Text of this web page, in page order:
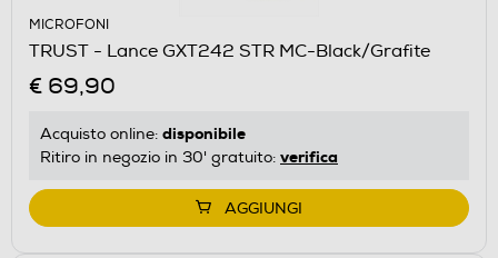
MICROFONI
TRUST - Lance GXT242 STR MC-Black/Grafite
€ 69,90
Acquisto online: disponibile
Ritiro in negozio in 30' gratuito: verifica
AGGIUNGI